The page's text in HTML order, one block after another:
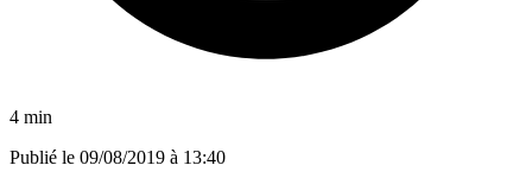
4 min
Publié le 09/08/2019 à 13:40